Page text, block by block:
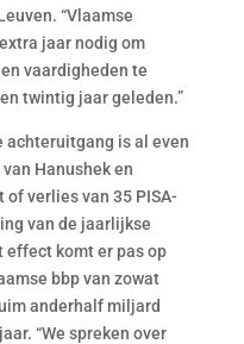
“Vlaamse
jaar nodig om
vaardigheden te
twintig jaar geleden.”
achteruitgang is al even
Hanushek en
verlies van 35 PISA-
van de jaarlijkse
effect komt er pas op
bbp van zowat
anderhalf miljard
“We spreken over